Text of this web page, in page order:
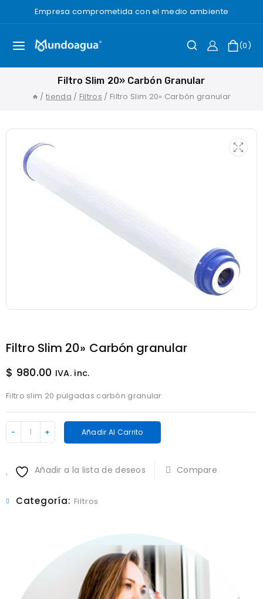
Empresa comprometida con el medio ambiente
0
Filtro Slim 20» Carbón Granular
/ tienda / Filtros / Filtro Slim 20» Carbón granular
Filtro Slim 20» Carbón granular
$ 980.00 IVA. inc.
Filtro slim 20 pulgadas carbón granular
Filtro
Slim
Carbón
cantidad
Añadir Al Carrito
Añadir a la lista de deseos Compare
Categoría: Filtros